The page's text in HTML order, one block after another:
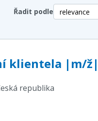
Řadit podle
klientela |m/ž|
republika